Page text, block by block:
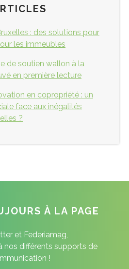
: des solutions pour
les immeubles
de soutien wallon à la
en première lecture
en copropriété : un
face aux inégalités
?
À LA PAGE
et Federiamag,
nos différents supports de
!